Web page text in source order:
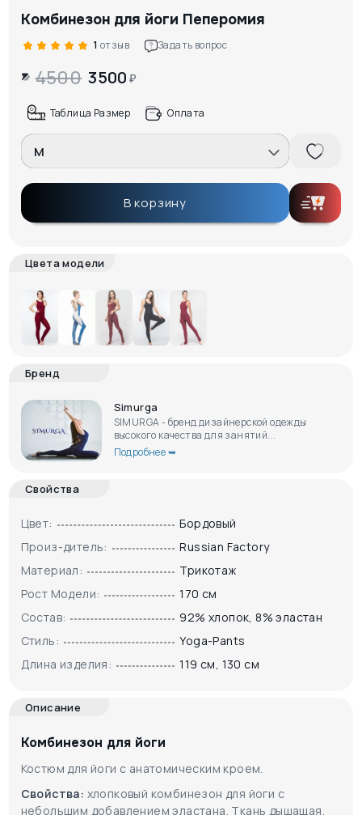
Комбинезон для йоги Пеперомия
1 отзыв Задать вопрос
4500 3500₽
Таблица Размер Оплата
M
В корзину
Цвета модели
Бренд
Simurga
SIMURGA - бренд дизайнерской одежды
высокого качества для занятий...
Подробнее ➥
Свойства
Цвет:
Бордовый
Произ-дитель:
Russian Factory
Материал:
Трикотаж
Рост Модели:
170 см
Состав:
92% хлопок, 8% эластан
Стиль:
Yoga-Pants
Длина изделия:
119 см, 130 см
Описание
Комбинезон для йоги
Костюм для йоги с анатомическим кроем.
Свойства: хлопковый комбинезон для йоги с
небольшим добавлением эластана. Ткань дышащая,